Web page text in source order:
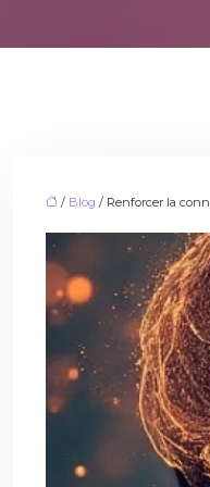
/ Blog / Renforcer la